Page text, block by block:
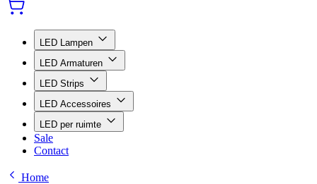
LED Lampen
LED Armaturen
LED Strips
LED Accessoires
LED per ruimte
Sale
Contact
Home